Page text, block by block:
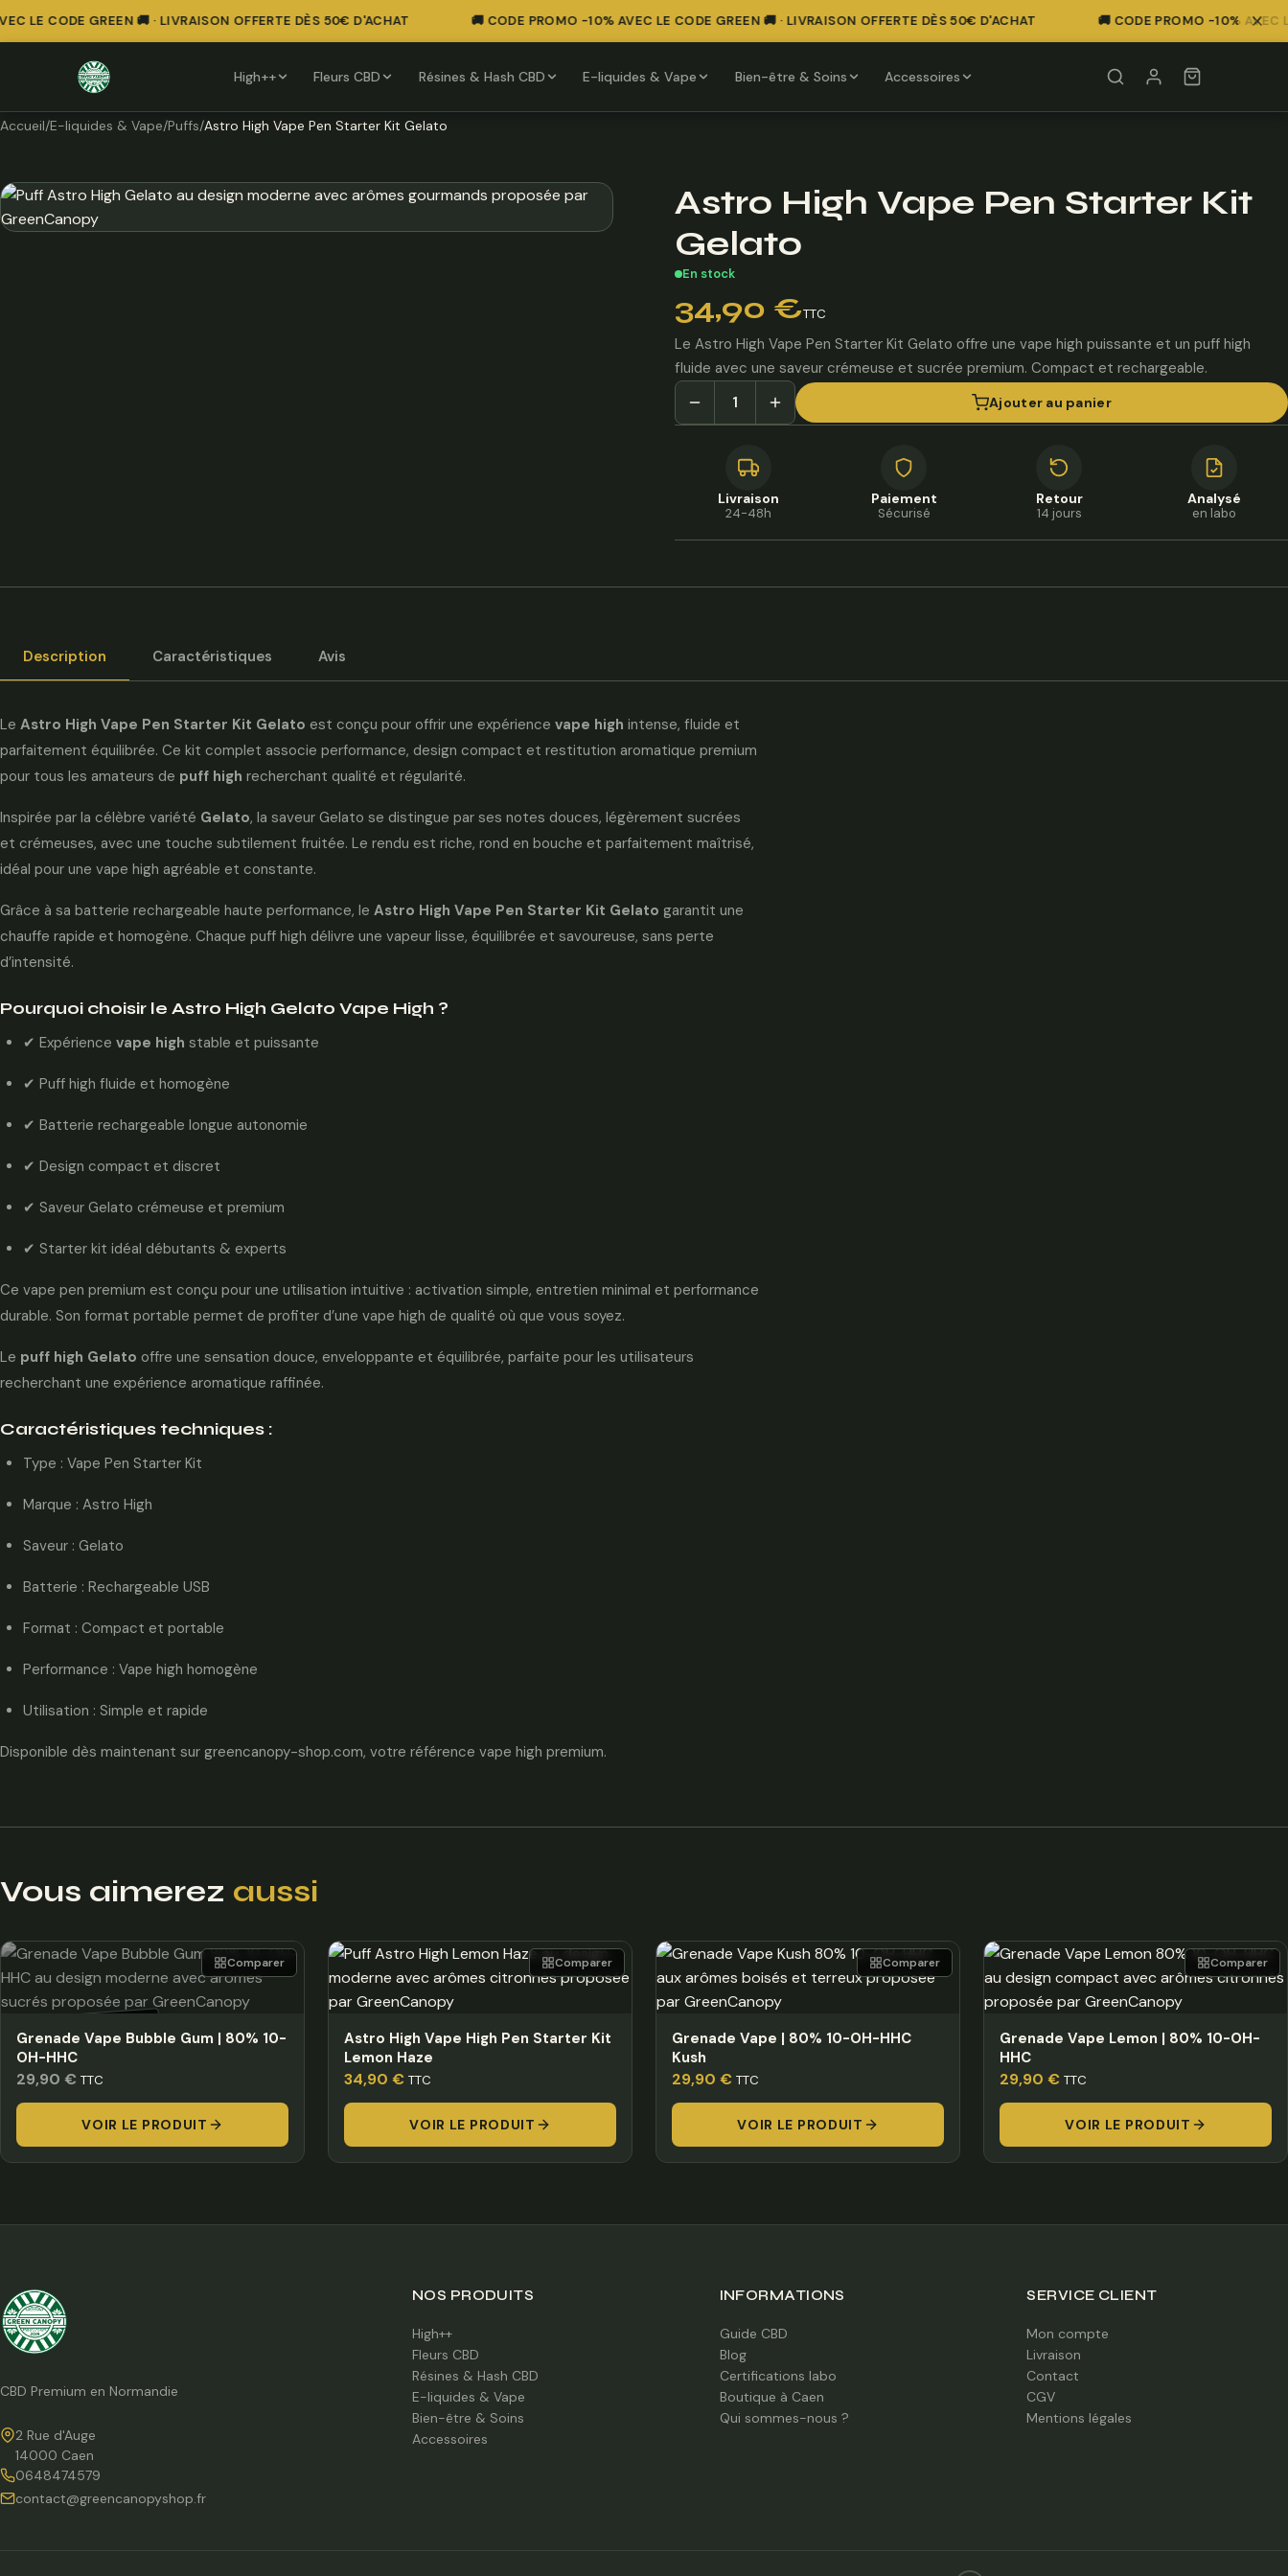
LE CODE GREEN 🚚 · LIVRAISON OFFERTE DÈS 50€ D'ACHAT 🚚 CODE PROMO -10% AVEC LE CODE GREEN 🚚 · LIVRAISON OFFERTE DÈS 50€ D'ACHAT 🚚 CODE PROMO -10% AVEC
High++ Fleurs CBD Résines & Hash CBD E-liquides & Vape Bien-être & Soins Accessoires
Accueil/E-liquides & Vape/Puffs/Astro High Vape Pen Starter Kit Gelato
Astro High Vape Pen Starter Kit
Gelato
En stock
34,90 €TTC
Le Astro High Vape Pen Starter Kit Gelato offre une vape high puissante et un puff high
fluide avec une saveur crémeuse et sucrée premium. Compact et rechargeable.
Ajouter au panier
Livraison
24-48h
Paiement
Sécurisé
Retour
14 jours
Analysé
en labo
Description Caractéristiques Avis
Le Astro High Vape Pen Starter Kit Gelato est conçu pour offrir une expérience vape high intense, fluide et
parfaitement équilibrée. Ce kit complet associe performance, design compact et restitution aromatique premium
pour tous les amateurs de puff high recherchant qualité et régularité.
Inspirée par la célèbre variété Gelato, la saveur Gelato se distingue par ses notes douces, légèrement sucrées
et crémeuses, avec une touche subtilement fruitée. Le rendu est riche, rond en bouche et parfaitement maîtrisé,
idéal pour une vape high agréable et constante.
Grâce à sa batterie rechargeable haute performance, le Astro High Vape Pen Starter Kit Gelato garantit une
chauffe rapide et homogène. Chaque puff high délivre une vapeur lisse, équilibrée et savoureuse, sans perte
d’intensité.
Pourquoi choisir le Astro High Gelato Vape High ?
✔ Expérience vape high stable et puissante
✔ Puff high fluide et homogène
✔ Batterie rechargeable longue autonomie
✔ Design compact et discret
✔ Saveur Gelato crémeuse et premium
✔ Starter kit idéal débutants & experts
Ce vape pen premium est conçu pour une utilisation intuitive : activation simple, entretien minimal et performance
durable. Son format portable permet de profiter d’une vape high de qualité où que vous soyez.
Le puff high Gelato offre une sensation douce, enveloppante et équilibrée, parfaite pour les utilisateurs
recherchant une expérience aromatique raffinée.
Caractéristiques techniques :
Type : Vape Pen Starter Kit
Marque : Astro High
Saveur : Gelato
Batterie : Rechargeable USB
Format : Compact et portable
Performance : Vape high homogène
Utilisation : Simple et rapide
Disponible dès maintenant sur greencanopy-shop.com, votre référence vape high premium.
Vous aimerez aussi
HORS STOCK
Grenade Vape Bubble Gum | 80% 10-
OH-HHC
29,90 € TTC
VOIR LE PRODUIT
Comparer
Astro High Vape High Pen Starter Kit
Lemon Haze
34,90 € TTC
VOIR LE PRODUIT
Comparer
Grenade Vape | 80% 10-OH-HHC
Kush
29,90 € TTC
VOIR LE PRODUIT
Comparer
Grenade Vape Lemon | 80% 10-OH-
HHC
29,90 € TTC
VOIR LE PRODUIT
Comparer
CBD Premium en Normandie
2 Rue d'Auge
14000 Caen
0648474579
contact@greencanopyshop.fr
NOS PRODUITS
High++
Fleurs CBD
Résines & Hash CBD
E-liquides & Vape
Bien-être & Soins
Accessoires
INFORMATIONS
Guide CBD
Blog
Certifications labo
Boutique à Caen
Qui sommes-nous ?
SERVICE CLIENT
Mon compte
Livraison
Contact
CGV
Mentions légales